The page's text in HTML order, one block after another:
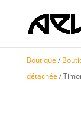
Boutique/
détachée/